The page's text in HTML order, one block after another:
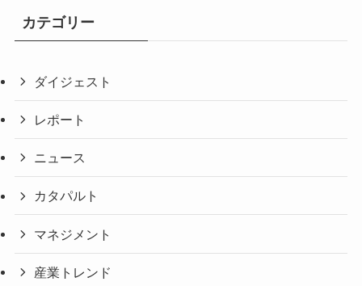
カテゴリー
ダイジェスト
レポート
ニュース
カタパルト
マネジメント
産業トレンド